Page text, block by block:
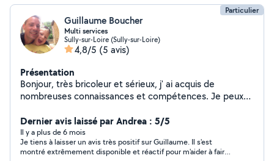
Particulier
Guillaume Boucher
Multi services
Sully-sur-Loire (Sully-sur-Loire)
4,8/5 (5 avis)
Présentation
Bonjour, très bricoleur et sérieux, j' ai acquis de
nombreuses connaissances et compétences. Je peux
électricité, plomberie, déco, jardin, et de nombreux
petits travaux.) N'hésitez pas à me contacter pour
réaliser un devis!
Dernier avis laissé par Andrea : 5/5
Il y a plus de 6 mois
Je tiens à laisser un avis très positif sur Guillaume. Il s'est
montré extrêmement disponible et réactif pour m'aider à faire